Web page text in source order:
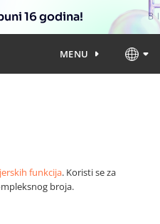
16 godina!
MENU
funkcija. Koristi se za
broja.